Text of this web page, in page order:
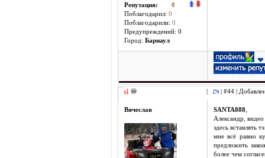
Репутация: 0
Поблагодарил: 0
Поблагодарили: 0
Предупреждений: 0
Город: Барнаул
sl | #44 |
Вячеслав SANTA888
Александр,
здесь вставлять
мне всё равно
предложить
более чем